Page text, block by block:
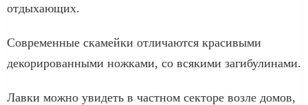
отдыхающих.
Современные скамейки отличаются красивыми
декорированными ножками, со всякими загибулинами.
Лавки можно увидеть в частном секторе возле домов,